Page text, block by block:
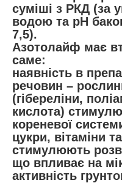
суміші з РКД (за
водою та рН
7,5).
Азотолайф має
саме:
наявність в
речовин –
(гібереліни,
кислота)
кореневої
цукри, вітаміни
стимулюють
що впливає на
активність